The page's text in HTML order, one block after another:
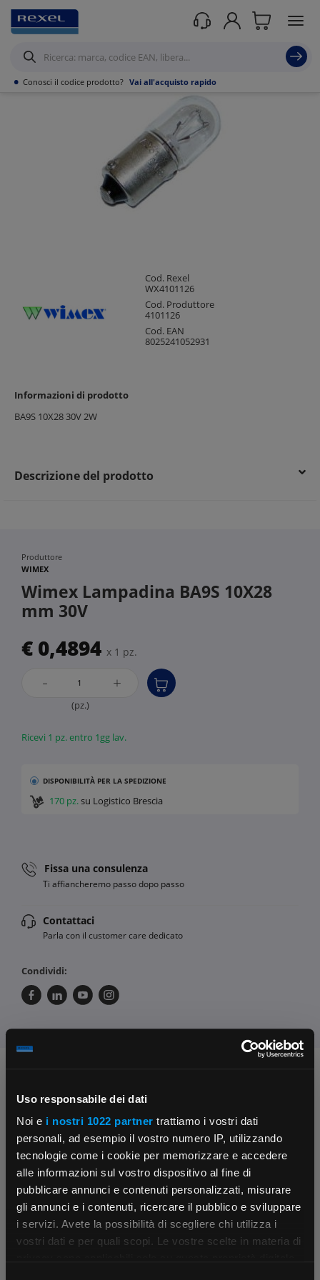
Uso responsabile dei dati
Noi e i nostri 1022 partner trattiamo i vostri dati
personali, ad esempio il vostro numero IP, utilizzando
tecnologie come i cookie per memorizzare e accedere
alle informazioni sul vostro dispositivo al fine di
pubblicare annunci e contenuti personalizzati, misurare
gli annunci e i contenuti, ricercare il pubblico e sviluppare
i servizi. Avete la possibilità di scegliere chi utilizza i
vostri dati e per quali scopi. Le vostre scelte in materia di
• Conosci il codice prodotto? Vai all'acquisto rapido
×
Prodotti /Illuminazione Sorgenti luminose e strisce led /Lampade speciali/
Cod. Rexel
WX4101126
Cod. Produttore
4101126
Cod. EAN
8025241052931
Informazioni di prodotto
BA9S 10X28 30V 2W
Descrizione del prodotto
Produttore
WIMEX
Wimex Lampadina BA9S 10X28
mm 30V
€ 0,4894 x 1 pz.
- +
(pz.)
Ricevi 1 pz. entro 1gg lav.
DISPONIBILITÀ PER LA SPEDIZIONE
170 pz.su Logistico Brescia
Fissa una consulenza
Ti affiancheremo passo dopo passo
Contattaci
Parla con il customer care dedicato
Condividi:
Contattaci
Parla con il customer care dedicato
Fissa una consulenza
Ti affiancheremo passo dopo passo